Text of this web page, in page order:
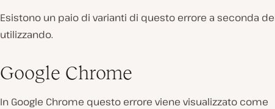
Esistono un paio di varianti di questo errore a seconda
utilizzando.
Google Chrome
In Google Chrome questo errore viene visualizzato come